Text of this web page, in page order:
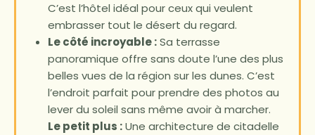
C’est l’hôtel idéal pour ceux qui veulent
embrasser tout le désert du regard.
Le côté incroyable :Sa terrasse
panoramique offre sans doute l’une des plus
belles vues de la région sur les dunes. C’est
l’endroit parfait pour prendre des photos au
lever du soleil sans même avoir à marcher.
Le petit plus :Une architecture de citadelle